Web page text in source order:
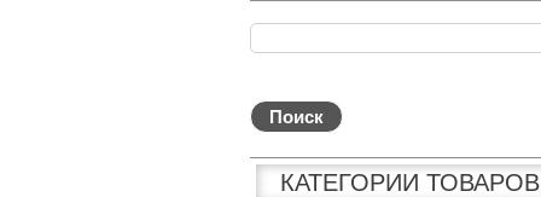
КАТЕГОРИИ